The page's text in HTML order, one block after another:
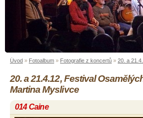
Úvod » Fotoalbum » Fotografie z koncertů » 20. a
20. a 21.4.12, Festival
Martina Myslivce
014 Caine